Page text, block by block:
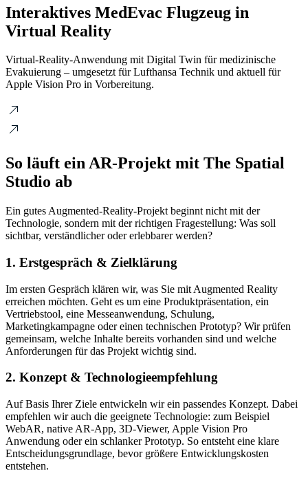
Interaktives MedEvac Flugzeug in
Virtual Reality
Virtual-Reality-Anwendung mit Digital Twin für medizinische
Evakuierung – umgesetzt für Lufthansa Technik und aktuell für
Apple Vision Pro in Vorbereitung.
So läuft ein AR-Projekt mit The Spatial
Studio ab
Ein gutes Augmented-Reality-Projekt beginnt nicht mit der
Technologie, sondern mit der richtigen Fragestellung: Was soll
sichtbar, verständlicher oder erlebbarer werden?
1. Erstgespräch & Zielklärung
Im ersten Gespräch klären wir, was Sie mit Augmented Reality
erreichen möchten. Geht es um eine Produktpräsentation, ein
Vertriebstool, eine Messeanwendung, Schulung,
Marketingkampagne oder einen technischen Prototyp? Wir prüfen
gemeinsam, welche Inhalte bereits vorhanden sind und welche
Anforderungen für das Projekt wichtig sind.
2. Konzept & Technologieempfehlung
Auf Basis Ihrer Ziele entwickeln wir ein passendes Konzept. Dabei
empfehlen wir auch die geeignete Technologie: zum Beispiel
WebAR, native AR-App, 3D-Viewer, Apple Vision Pro
Anwendung oder ein schlanker Prototyp. So entsteht eine klare
Entscheidungsgrundlage, bevor größere Entwicklungskosten
entstehen.